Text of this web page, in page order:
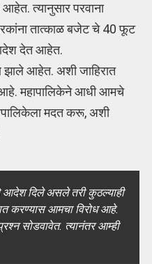
त्यानुसार परवाना
तात्काळ बजेट चे 40 फूट
देत आहेत.
झाले आहेत. अशी जाहिरात
आहे. महापालिकेने आधी आमचे
मदत करू, अशी
आदेश दिले असले तरी कुठल्याही
करण्यास आमचा विरोध आहे.
सोडवावेत. त्यानंतर आम्ही